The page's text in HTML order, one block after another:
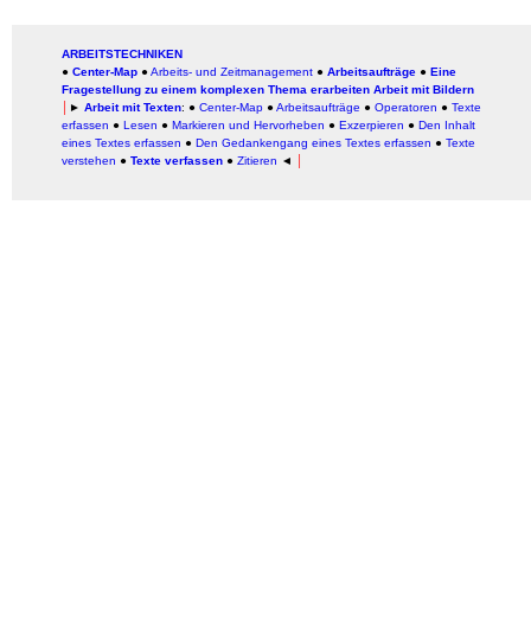
ARBEITSTECHNIKEN
● Center-Map ● Arbeits- und Zeitmanagement ● Arbeitsaufträge ● Eine
Fragestellung zu einem komplexen Thema erarbeiten Arbeit mit Bildern
► Arbeit mit Texten: ● Center-Map ● Arbeitsaufträge ● Operatoren ● Texte
erfassen ● Lesen ● Markieren und Hervorheben ● Exzerpieren ● Den Inhalt
eines Textes erfassen ● Den Gedankengang eines Textes erfassen ● Texte
verstehen ● Texte verfassen ● Zitieren ◄